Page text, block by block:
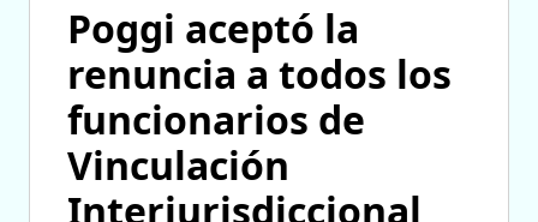
Poggi aceptó la
renuncia a todos los
funcionarios de
Vinculación
Interjurisdiccional